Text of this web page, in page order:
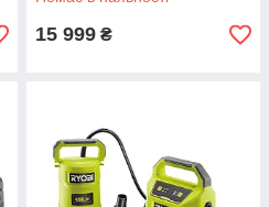
15 999 ₴